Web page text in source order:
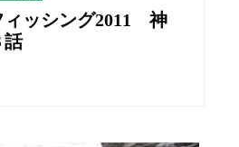
ィッシング2011 神